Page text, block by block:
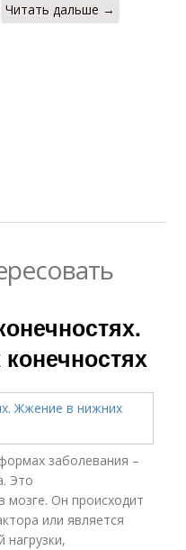
Читать дальше →
заболевания –
Это
мозге. Он происходит
или является
нагрузки,